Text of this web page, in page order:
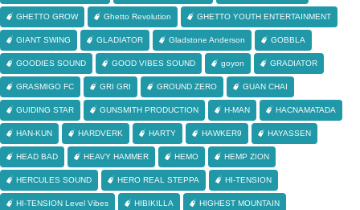
GHETTO GROW Ghetto Revolution GHETTO YOUTH ENTERTAINMENT
GIANT SWING GLADIATOR Gladstone Anderson GOBBLA
GOODIES SOUND GOOD VIBES SOUND goyon GRADIATOR
GRASMIGO FC GRI GRI GROUND ZERO GUAN CHAI
GUIDING STAR GUNSMITH PRODUCTION H-MAN HACNAMATADA
HAN-KUN HARDVERK HARTY HAWKER9 HAYASSEN
HEAD BAD HEAVY HAMMER HEMO HEMP ZION
HERCULES SOUND HERO REAL STEPPA HI-TENSION
HI-TENSION Level Vibes HIBIKILLA HIGHEST MOUNTAIN